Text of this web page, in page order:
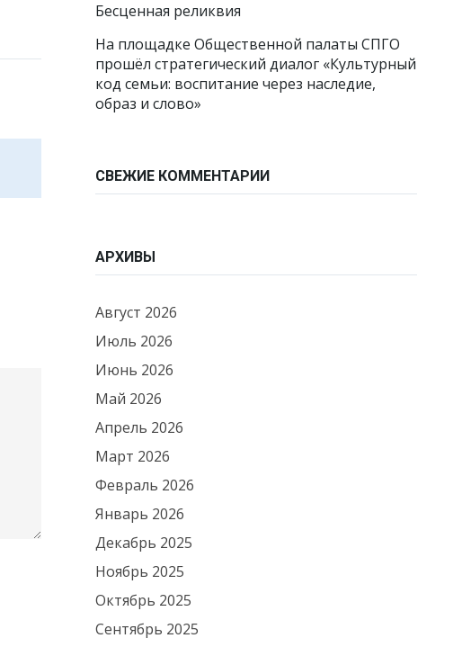
Бесценная реликвия
На площадке Общественной палаты СПГО
прошёл стратегический диалог «Культурный
код семьи: воспитание через наследие,
образ и слово»
СВЕЖИЕ КОММЕНТАРИИ
АРХИВЫ
Август 2026
Июль 2026
Июнь 2026
Май 2026
Апрель 2026
Март 2026
Февраль 2026
Январь 2026
Декабрь 2025
Ноябрь 2025
Октябрь 2025
Сентябрь 2025